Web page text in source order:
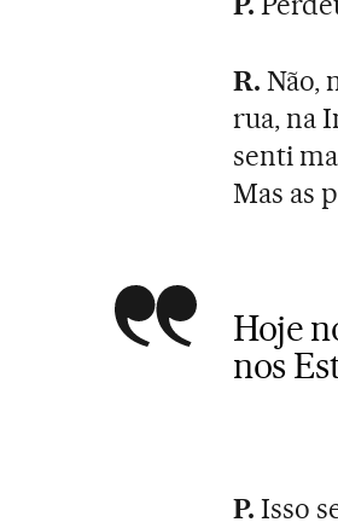
R. Não,
rua, na
senti
Mas as
Hoje
nos
P. Isso